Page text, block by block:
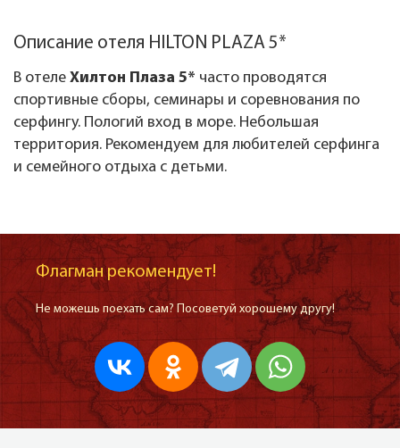
Описание отеля HILTON PLAZA 5*
В отеле Хилтон Плаза 5* часто проводятся
спортивные сборы, семинары и соревнования по
серфингу. Пологий вход в море. Небольшая
территория. Рекомендуем для любителей серфинга
и семейного отдыха с детьми.
Флагман рекомендует!
Не можешь поехать сам? Посоветуй хорошему другу!